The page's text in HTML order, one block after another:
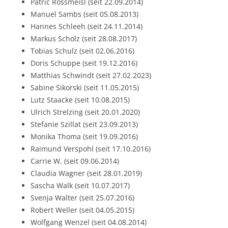
Manuel Sambs (seit 05.08.2013)
Hannes Schleeh (seit 24.11.2014)
Markus Scholz (seit 28.08.2017)
Tobias Schulz (seit 02.06.2016)
Doris Schuppe (seit 19.12.2016)
Matthias Schwindt (seit 27.02.2023)
Sabine Sikorski (seit 11.05.2015)
Lutz Staacke (seit 10.08.2015)
Ulrich Strelzing (seit 20.01.2020)
Stefanie Szillat (seit 23.09.2013)
Monika Thoma (seit 19.09.2016)
Raimund Verspohl (seit 17.10.2016)
Carrie W. (seit 09.06.2014)
Claudia Wagner (seit 28.01.2019)
Sascha Walk (seit 10.07.2017)
Svenja Walter (seit 25.07.2016)
Robert Weller (seit 04.05.2015)
Wolfgang Wenzel (seit 04.08.2014)